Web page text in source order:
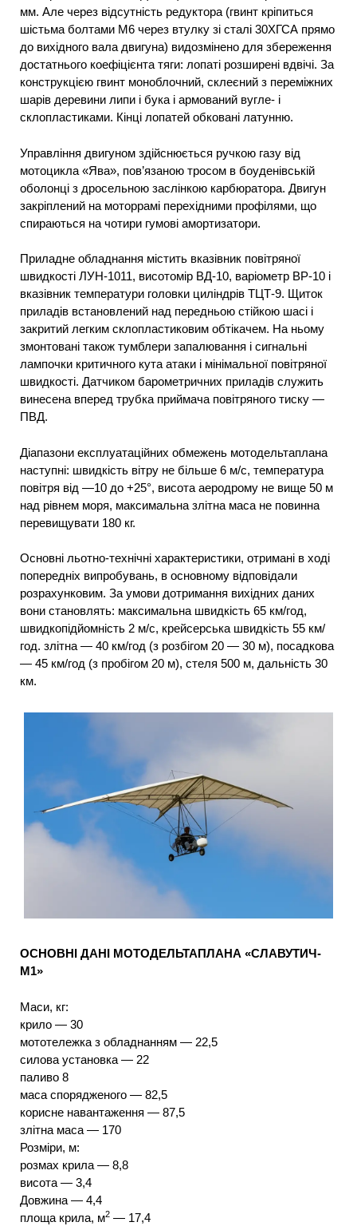
мм. Але через відсутність редуктора (гвинт кріпиться
шістьма болтами М6 через втулку зі сталі 30ХГСА прямо
до вихідного вала двигуна) видозмінено для збереження
достатнього коефіцієнта тяги: лопаті розширені вдвічі. За
конструкцією гвинт моноблочний, склеєний з переміжних
шарів деревини липи і бука і армований вугле- і
склопластиками. Кінці лопатей обковані латунню.
Управління двигуном здійснюється ручкою газу від
мотоцикла «Ява», пов’язаною тросом в боуденівській
оболонці з дросельною заслінкою карбюратора. Двигун
закріплений на моторрамі перехідними профілями, що
спираються на чотири гумові амортизатори.
Приладне обладнання містить вказівник повітряної
швидкості ЛУН-1011, висотомір ВД-10, варіометр ВР-10 і
вказівник температури головки циліндрів ТЦТ-9. Щиток
приладів встановлений над передньою стійкою шасі і
закритий легким склопластиковим обтікачем. На ньому
змонтовані також тумблери запалювання і сигнальні
лампочки критичного кута атаки і мінімальної повітряної
швидкості. Датчиком барометричних приладів служить
винесена вперед трубка приймача повітряного тиску —
ПВД.
Діапазони експлуатаційних обмежень мотодельтаплана
наступні: швидкість вітру не більше 6 м/с, температура
повітря від —10 до +25°, висота аеродрому не вище 50 м
над рівнем моря, максимальна злітна маса не повинна
перевищувати 180 кг.
Основні льотно-технічні характеристики, отримані в ході
попередніх випробувань, в основному відповідали
розрахунковим. За умови дотримання вихідних даних
вони становлять: максимальна швидкість 65 км/год,
швидкопідйомність 2 м/с, крейсерська швидкість 55 км/
год. злітна — 40 км/год (з розбігом 20 — 30 м), посадкова
— 45 км/год (з пробігом 20 м), стеля 500 м, дальність 30
км.
ОСНОВНІ ДАНІ МОТОДЕЛЬТАПЛАНА «СЛАВУТИЧ-
М1»
Маси, кг:
крило — 30
мототележка з обладнанням — 22,5
силова установка — 22
паливо 8
маса спорядженого — 82,5
корисне навантаження — 87,5
злітна маса — 170
Розміри, м:
розмах крила — 8,8
висота — 3,4
Довжина — 4,4
площа крила, м2 — 17,4